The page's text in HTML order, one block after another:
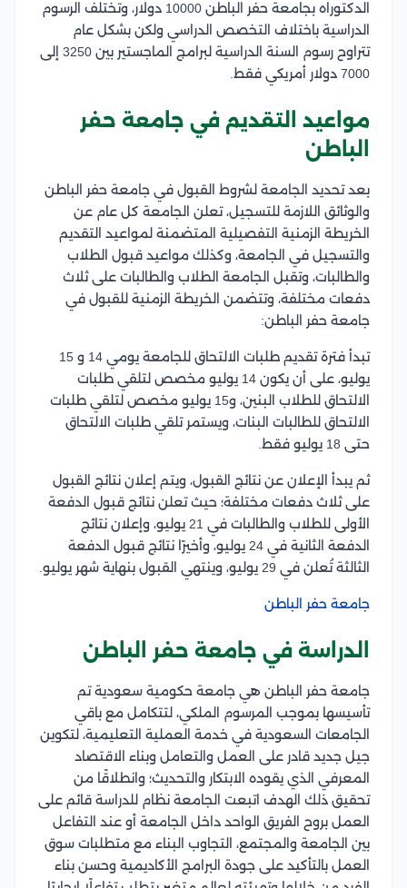
الدكتوراه بجامعة حفر الباطن 10000 دولار، وتختلف الرسوم
الدراسية باختلاف التخصص الدراسي ولكن بشكل عام
تتراوح رسوم السنة الدراسية لبرامج الماجستير بين 3250 إلى
7000 دولار أمريكي فقط.
مواعيد التقديم في جامعة حفر
الباطن
بعد تحديد الجامعة لشروط القبول في جامعة حفر الباطن
والوثائق اللازمة للتسجيل، تعلن الجامعة كل عام عن
الخريطة الزمنية التفصيلية المتضمنة لمواعيد التقديم
والتسجيل في الجامعة، وكذلك مواعيد قبول الطلاب
والطالبات، وتقبل الجامعة الطلاب والطالبات على ثلاث
دفعات مختلفة، وتتضمن الخريطة الزمنية للقبول في
جامعة حفر الباطن:
تبدأ فترة تقديم طلبات الالتحاق للجامعة يومي 14 و 15
يوليو، على أن يكون 14 يوليو مخصص لتلقي طلبات
الالتحاق للطلاب البنين، و15 يوليو مخصص لتلقي طلبات
الالتحاق للطالبات البنات، ويستمر تلقي طلبات الالتحاق
حتى 18 يوليو فقط.
ثم يبدأ الإعلان عن نتائج القبول، ويتم إعلان نتائج القبول
على ثلاث دفعات مختلفة؛ حيث تعلن نتائج قبول الدفعة
الأولى للطلاب والطالبات في 21 يوليو، وإعلان نتائج
الدفعة الثانية في 24 يوليو، وأخيرًا نتائج قبول الدفعة
الثالثة تُعلن في 29 يوليو، وينتهي القبول بنهاية شهر يوليو.
جامعة حفر الباطن
الدراسة في جامعة حفر الباطن
جامعة حفر الباطن هي جامعة حكومية سعودية تم
تأسيسها بموجب المرسوم الملكي، لتتكامل مع باقي
الجامعات السعودية في خدمة العملية التعليمية، لتكوين
جيل جديد قادر على العمل والتعامل وبناء الاقتصاد
المعرفي الذي يقوده الابتكار والتحديث؛ وانطلاقًا من
تحقيق ذلك الهدف اتبعت الجامعة نظام للدراسة قائم على
العمل بروح الفريق الواحد داخل الجامعة أو عند التفاعل
بين الجامعة والمجتمع، التجاوب البناء مع متطلبات سوق
العمل بالتأكيد على جودة البرامج الأكاديمية وحسن بناء